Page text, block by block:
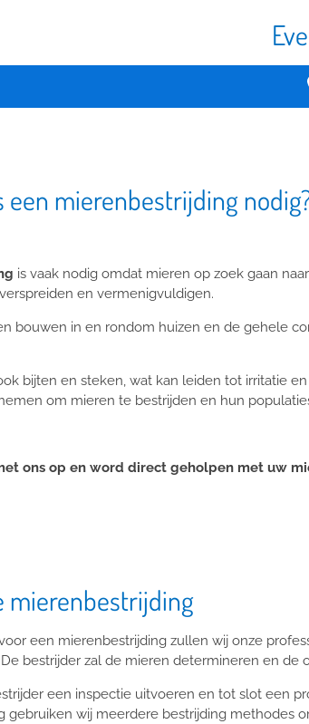
een mierenbestrijding
is vaak nodig omdat mieren op zoek gaan
en vermenigvuldigen.
bouwen in en rondom huizen en de gehele
bijten en steken, wat kan leiden tot irritatie
om mieren te bestrijden en hun
ons op en word direct geholpen met uw
mierenbestrijding
een mierenbestrijding zullen wij onze
bestrijder zal de mieren determineren en de
een inspectie uitvoeren en tot slot een
gebruiken wij meerdere bestrijding methodes